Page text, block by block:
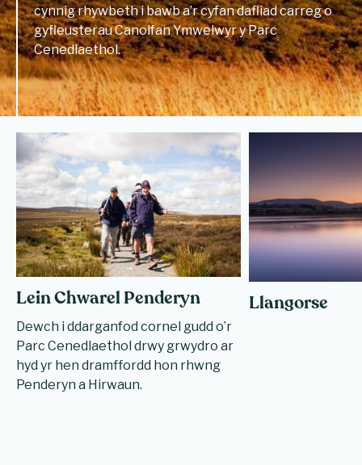
cynnig rhywbeth i bawb a’r cyfan dafliad carreg o
gyfleusterau Canolfan Ymwelwyr y Parc
Cenedlaethol.
Lein Chwarel Penderyn
Dewch i ddarganfod cornel gudd o’r
Parc Cenedlaethol drwy grwydro ar
hyd yr hen dramffordd hon rhwng
Penderyn a Hirwaun.
Llangorse